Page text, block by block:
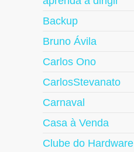
Backup
Bruno Ávila
Carlos Ono
CarlosStevanato
Carnaval
Casa à Venda
Clube do Hardware